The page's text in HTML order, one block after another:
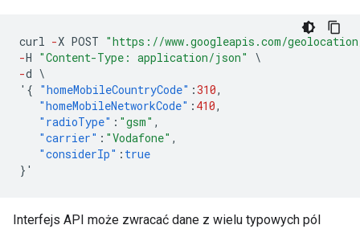
curl -X POST "https://www.googleapis.com/
-H "Content-Type: application/json"
\
-d \
' { "homeMobileCountryCode" :310,
"homeMobileNetworkCode" : 410,
"radioType" : "gsm" ,
"carrier" : "Vodafone" ,
"considerIp" : true
} '
Interfejs API może zwracać dane z wielu typowych pól